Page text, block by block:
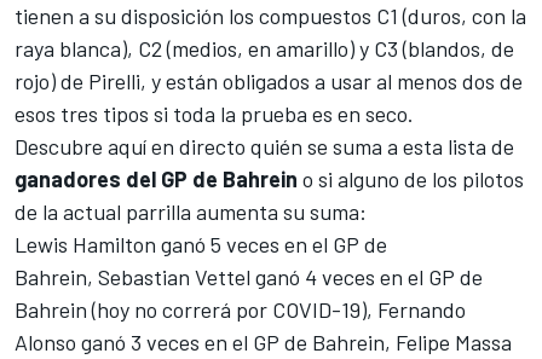
tienen a su disposición los compuestos C1 (duros, con la
raya blanca), C2 (medios, en amarillo) y C3 (blandos, de
rojo) de Pirelli, y están obligados a usar al menos dos de
esos tres tipos si toda la prueba es en seco.
Descubre aquí en directo quién se suma a esta lista de
ganadores del GP de Bahrein o si alguno de los pilotos
de la actual parrilla aumenta su suma:
Lewis Hamilton ganó 5 veces en el GP de
Bahrein, Sebastian Vettel ganó 4 veces en el GP de
Bahrein (hoy no correrá por COVID-19), Fernando
Alonso ganó 3 veces en el GP de Bahrein, Felipe Massa